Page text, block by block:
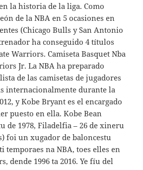
la historia de la liga. Como
de la NBA en 5 ocasiones en
(Chicago Bulls y San Antonio
ha conseguido 4 títulos
Warriors. Camiseta Basquet Nba
Jr. La NBA ha preparado
de las camisetas de jugadores
internacionalmente durante la
y Kobe Bryant es el encargado
puesto en ella. Kobe Bean
de 1978, Filadelfia – 26 de xineru
foi un xugador de baloncestu
temporaes na NBA, toes elles en
dende 1996 ta 2016. Ye fíu del